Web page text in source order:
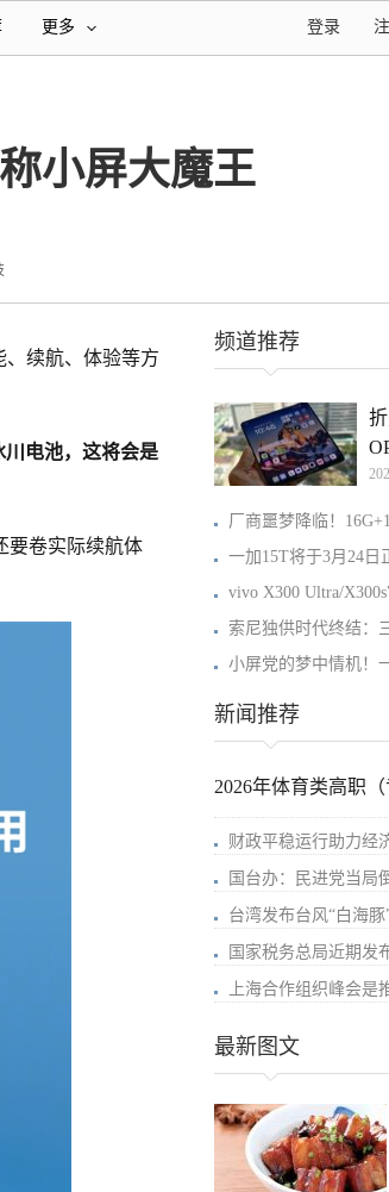
更多 登录
小屏大魔王
、续航、体验等方
川电池，这将会是
要卷实际续航体
频道推荐
厂商噩梦降临！
还一加15T将于3月24日
vivo X300 Ultra/
索尼独供时代终结：
小屏党的梦中情机！
新闻推荐
2026年体育类高职
财政平稳运行助力经
国台办：民进党当局
台湾发布台风“白海豚
国家税务总局近期发
上海合作组织峰会是
最新图文